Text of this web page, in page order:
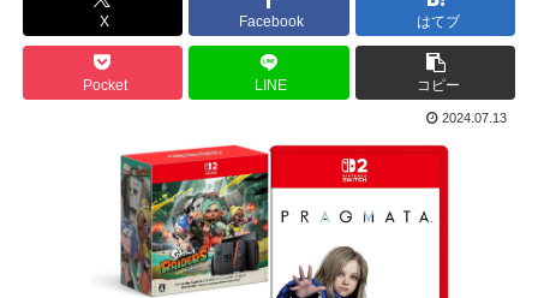
X Facebook はてブ
Pocket LINE コピー
2024.07.13